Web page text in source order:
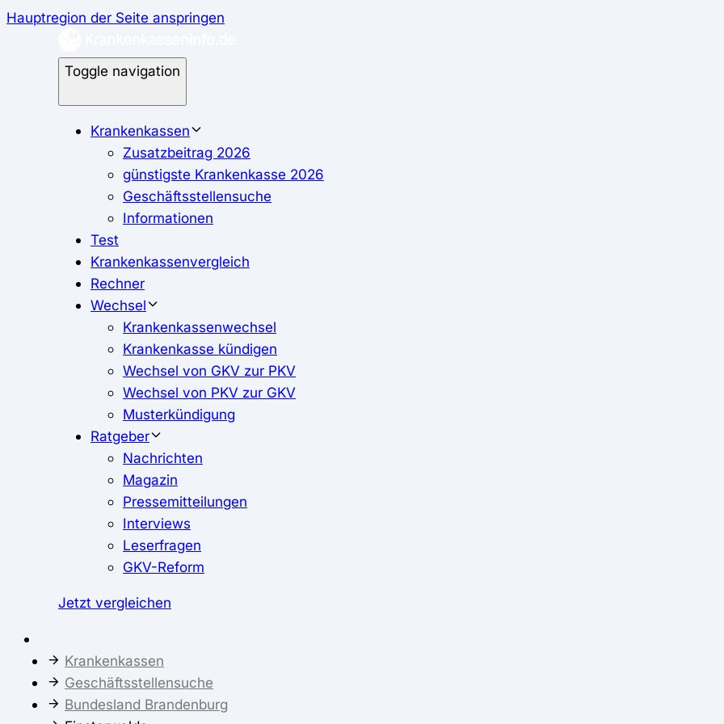
Hauptregion der Seite anspringen
Toggle navigation
Krankenkassen
Zusatzbeitrag 2026
günstigste Krankenkasse 2026
Geschäftsstellensuche
Informationen
Test
Krankenkassenvergleich
Rechner
Wechsel
Krankenkassenwechsel
Krankenkasse kündigen
Wechsel von GKV zur PKV
Wechsel von PKV zur GKV
Musterkündigung
Ratgeber
Nachrichten
Magazin
Pressemitteilungen
Interviews
Leserfragen
GKV-Reform
Jetzt vergleichen
Krankenkassen
Geschäftsstellensuche
Bundesland Brandenburg